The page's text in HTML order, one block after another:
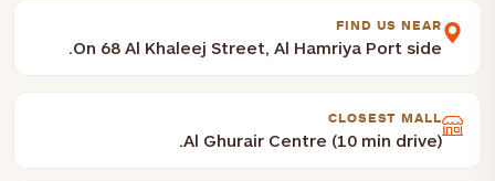
FIND US NEAR
On 68 Al Khaleej Street, Al Hamriya Port side.
CLOSEST MALL
Al Ghurair Centre (10 min drive).